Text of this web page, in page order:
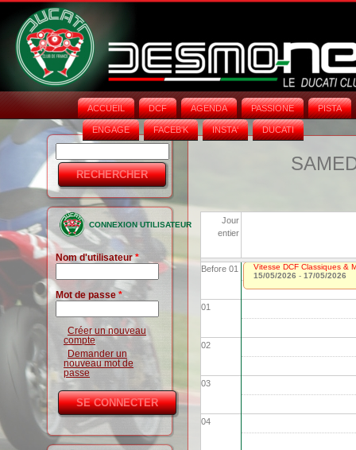
ACCUEIL DCF AGENDA PASSIONE PISTA
ENGAGE FACEB'K INSTA‘ DUCATI
Formulaire
de
recherche
CONNEXION UTILISATEUR
Nom d'utilisateur*
Mot de passe *
Créer un nouveau
compte
Demander un
nouveau mot de
passe
Jour
entier
Before 01
01
02
03
04
Vitesse DCF Classiques &
15/05/2026 - 17/05/2026